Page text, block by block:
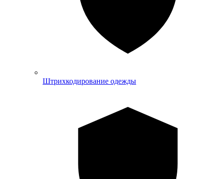
Штрихкодирование одежды